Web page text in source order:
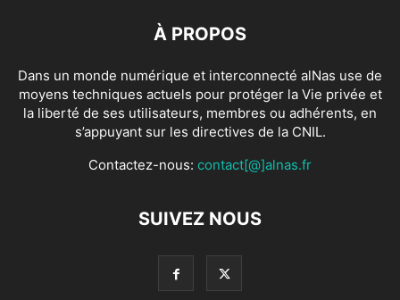
À PROPOS
Dans un monde numérique et interconnecté alNas use de
moyens techniques actuels pour protéger la Vie privée et
la liberté de ses utilisateurs, membres ou adhérents, en
s’appuyant sur les directives de la CNIL.
Contactez-nous: contact[@]alnas.fr
SUIVEZ NOUS